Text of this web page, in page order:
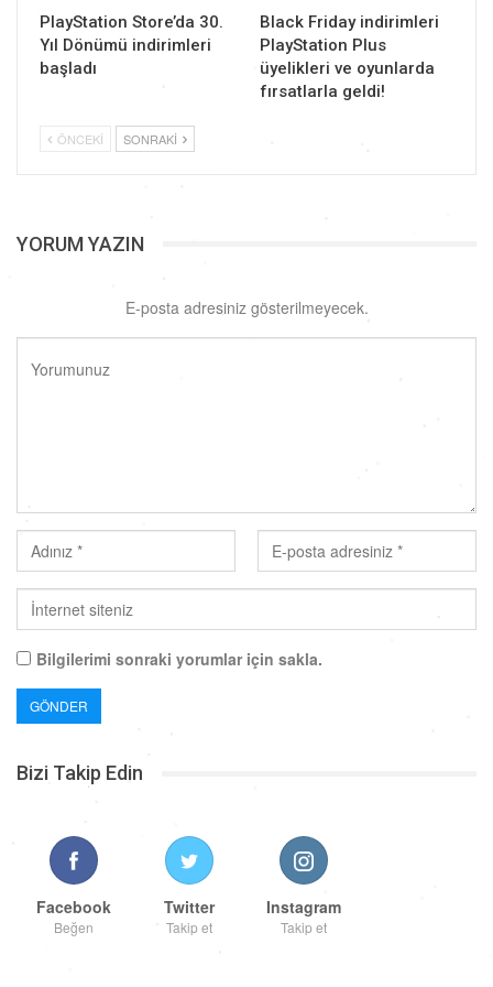
PlayStation Store’da 30.
Yıl Dönümü indirimleri
başladı
Black Friday indirimleri
PlayStation Plus
üyelikleri ve oyunlarda
fırsatlarla geldi!
ÖNCEKI SONRAKI
YORUM YAZIN
E-posta adresiniz gösterilmeyecek.
Bilgilerimi sonraki yorumlar için sakla.
Bizi Takip Edin
Facebook
Beğen
Twitter
Takip et
Instagram
Takip et